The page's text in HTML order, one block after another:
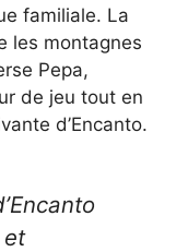
familiale. La
les montagnes
Pepa,
de jeu tout en
d’Encanto.
et